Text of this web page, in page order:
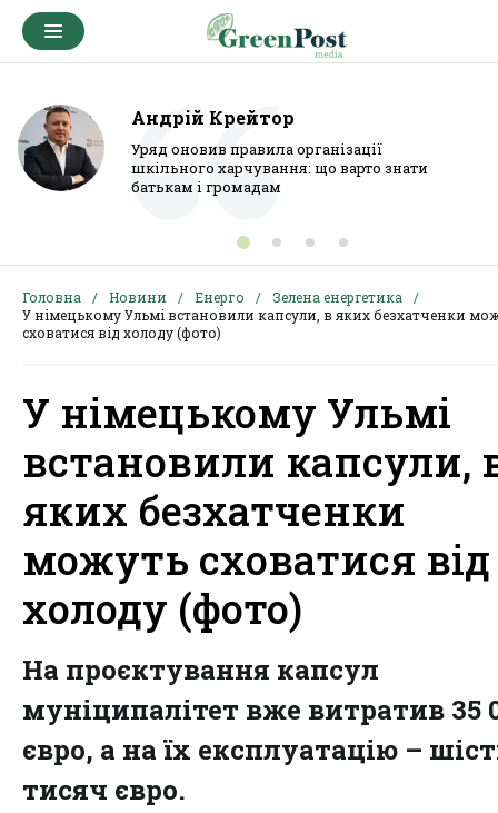
Андрій Крейтор
Уряд оновив правила організації
шкільного харчування: що варто знати
батькам і громадам
Головна Новини Енерго
Зелена енергетика
У німецькому Ульмі встановили капсули, в яких безхатченки
сховатися від холоду (фото)
У німецькому Ульмі
встановили капсули,
яких безхатченки
можуть сховатися від
холоду (фото)
На проєктування капсул
муніципалітет вже витратив 35
євро, а на їх експлуатацію –
тисяч євро.